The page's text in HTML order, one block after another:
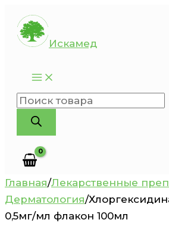
Перейти
содержимому
Искамед
Поиск
товаров
Главная/Лекарственные
Дерматология/
0,5мг/мл флакон 100мл